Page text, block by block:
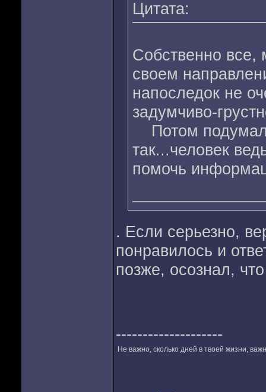
Цитата:
Собственно все,
своем
напоследок не
задумчиво-
Потом подумал
так...человек
помочь
. Если серьезно,
понравилось и
позже, осознал,
--------------------
Не важно, сколько дней в твоей жизни,